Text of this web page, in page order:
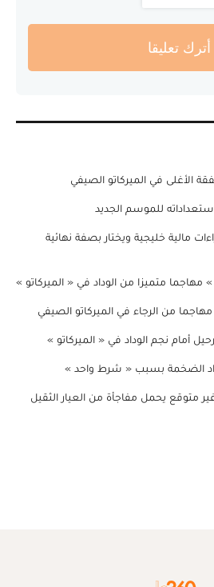
أترك تعليقا
الأغلى في الميركاتو الصيفي
للموسم الجديد
مالية خليجية ويختار بصفة نهائية
مهاجما متميزا من الوداد في « الميركاتو »
من الرجاء في الميركاتو الصيفي
أمام نجم الوداد في « الميركاتو »
الضخمة بسبب « شرط واحد »
متوقع يحمل مفاجأة من العيار الثقيل